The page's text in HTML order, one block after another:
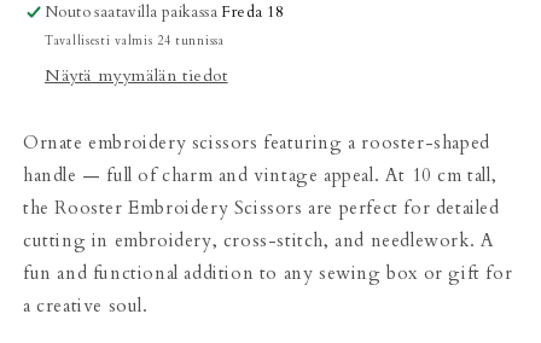
Nouto saatavilla paikassa Freda 18
Tavallisesti valmis 24 tunnissa
Näytä myymälän tiedot
Ornate embroidery scissors featuring a rooster-shaped
handle — full of charm and vintage appeal. At 10 cm tall,
the Rooster Embroidery Scissors are perfect for detailed
cutting in embroidery, cross-stitch, and needlework. A
fun and functional addition to any sewing box or gift for
a creative soul.